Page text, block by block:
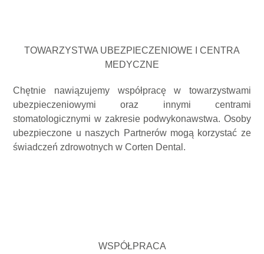
TOWARZYSTWA UBEZPIECZENIOWE I CENTRA
MEDYCZNE
Chętnie nawiązujemy współpracę w towarzystwami
ubezpieczeniowymi oraz innymi centrami
stomatologicznymi w zakresie podwykonawstwa. Osoby
ubezpieczone u naszych Partnerów mogą korzystać ze
świadczeń zdrowotnych w Corten Dental.
WSPÓŁPRACA